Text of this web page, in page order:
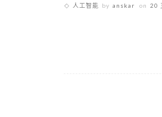
人工智能 by anskar on 20